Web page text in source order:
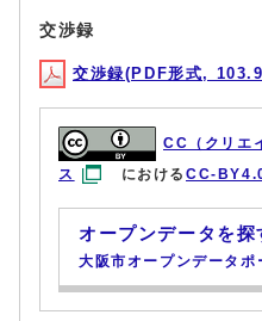
交渉録
交渉録(PDF形式,
CC（クリエ
ス
におけるCC-
オープンデータを探
大阪市オープンデータポ